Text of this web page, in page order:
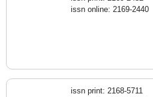
旨在给世界范围内农业
issn online: 2169-2440
issn print: 2168-5711